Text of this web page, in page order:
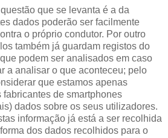
que se levanta é a da
dados poderão ser facilmente
o próprio condutor. Por outro
também já guardam registos do
podem ser analisados em caso
a analisar o que aconteceu; pelo
que estamos apenas
de smartphones
dados sobre os seus utilizadores.
informação já está a ser recolhida
dos dados recolhidos para o